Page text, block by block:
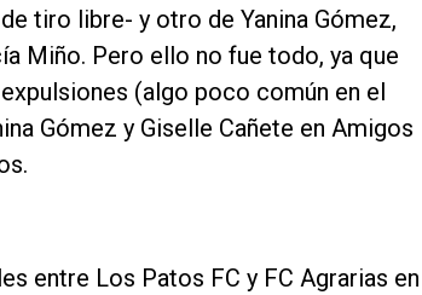
tiro libre- y otro de Yanina Gómez,
Miño. Pero ello no fue todo, ya que
(algo poco común en el
Gómez y Giselle Cañete en Amigos
entre Los Patos FC y FC Agrarias en